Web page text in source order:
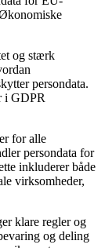
og stærk
persondata.
i GDPR
for alle
persondata for
inkluderer både
virksomheder,
klare regler og
og deling